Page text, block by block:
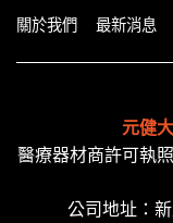
關於我們 最新消息
元健
醫療器材商許可執
公司地址：